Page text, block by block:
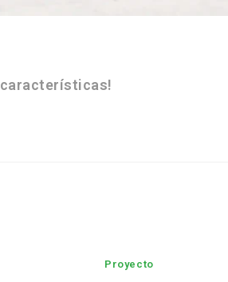
características!
Proyecto